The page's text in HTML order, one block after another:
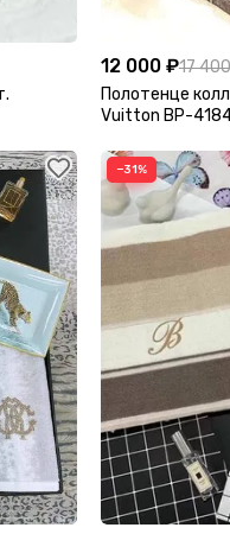
12 000 ₽17
Полотенце
Vuitton BP-
−31%